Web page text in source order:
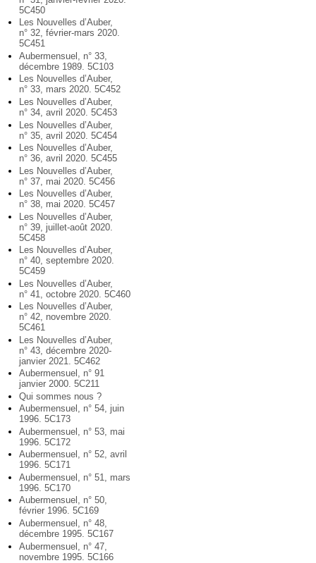
5C450
Les Nouvelles d’Auber,
n° 32, février-mars 2020.
5C451
Aubermensuel, n° 33,
décembre 1989. 5C103
Les Nouvelles d’Auber,
n° 33, mars 2020. 5C452
Les Nouvelles d’Auber,
n° 34, avril 2020. 5C453
Les Nouvelles d’Auber,
n° 35, avril 2020. 5C454
Les Nouvelles d’Auber,
n° 36, avril 2020. 5C455
Les Nouvelles d’Auber,
n° 37, mai 2020. 5C456
Les Nouvelles d’Auber,
n° 38, mai 2020. 5C457
Les Nouvelles d’Auber,
n° 39, juillet-août 2020.
5C458
Les Nouvelles d’Auber,
n° 40, septembre 2020.
5C459
Les Nouvelles d’Auber,
n° 41, octobre 2020. 5C460
Les Nouvelles d’Auber,
n° 42, novembre 2020.
5C461
Les Nouvelles d’Auber,
n° 43, décembre 2020-
janvier 2021. 5C462
Aubermensuel, n° 91
janvier 2000. 5C211
Qui sommes nous ?
Aubermensuel, n° 54, juin
1996. 5C173
Aubermensuel, n° 53, mai
1996. 5C172
Aubermensuel, n° 52, avril
1996. 5C171
Aubermensuel, n° 51, mars
1996. 5C170
Aubermensuel, n° 50,
février 1996. 5C169
Aubermensuel, n° 48,
décembre 1995. 5C167
Aubermensuel, n° 47,
novembre 1995. 5C166